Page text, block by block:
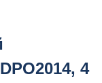
4